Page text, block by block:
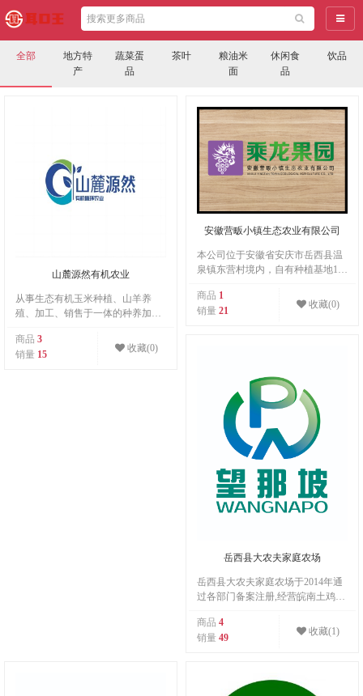
导航
全部
地方特
产
蔬菜蛋
品
茶叶
粮油米
面
休闲食
品
饮品
山麓源然有机农业
从事生态有机玉米种植、山羊养
殖、加工、销售于一体的种养加结
提供天然有机绿色、营养丰富、品
质高端的健康产品。旨在以种促
商品 3
销量 15
收藏(0)
安徽营畈小镇生态农业有限公司
本公司位于安徽省安庆市岳西县温
泉镇东营村境内，自有种植基地108
商品 1
销量 21
收藏(0)
岳西县大农夫家庭农场
岳西县大农夫家庭农场于2014年通
过各部门备案注册,经营皖南土鸡的
多年来，致力于本地土鸡的繁养工
作,坚持生态自然,无抗不添加的原
商品 4
销量 49
收藏(1)